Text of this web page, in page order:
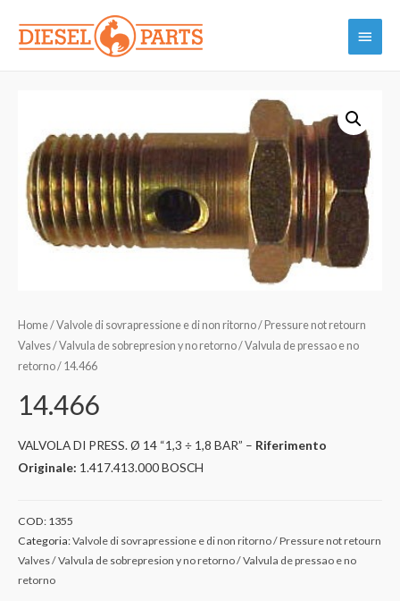
contenuto
Menu
Home/Valvole di sovrapressione e di non ritorno / Pressure not retourn
Valves / Valvula de sobrepresion y no retorno / Valvula de pressao e no
retorno/ 14.466
14.466
VALVOLA DI PRESS. Ø 14 “1,3 ÷ 1,8 BAR” – Riferimento
Originale: 1.417.413.000 BOSCH
COD: 1355
Categoria:Valvole di sovrapressione e di non ritorno / Pressure not retourn
Valves / Valvula de sobrepresion y no retorno / Valvula de pressao e no
retorno